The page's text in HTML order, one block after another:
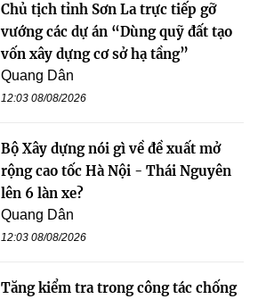
Chủ tịch tỉnh Sơn La trực tiếp gỡ
vướng các dự án “Dùng quỹ đất tạo
vốn xây dựng cơ sở hạ tầng”
Quang Dân
12:03 08/08/2026
Bộ Xây dựng nói gì về đề xuất mở
rộng cao tốc Hà Nội - Thái Nguyên
lên 6 làn xe?
Quang Dân
12:03 08/08/2026
Tăng kiểm tra trong công tác chống